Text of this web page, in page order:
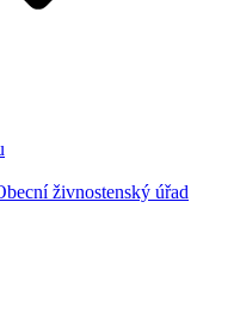
živnostenský úřad